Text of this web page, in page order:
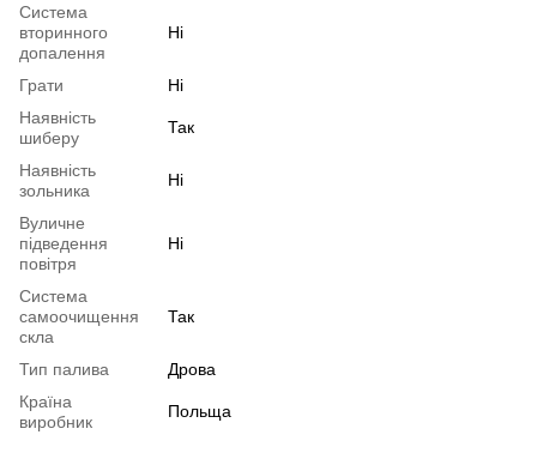
Система
вторинного
допалення
Ні
Грати
Ні
Наявність
шиберу
Так
Наявність
зольника
Ні
Вуличне
підведення
повітря
Ні
Система
самоочищення
скла
Так
Тип палива
Дрова
Країна
виробник
Польща